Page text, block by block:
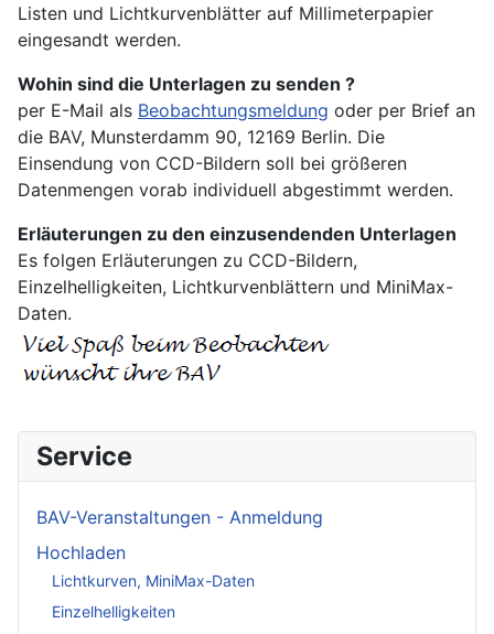
Listen und Lichtkurvenblätter auf Millimeterpapier
eingesandt werden.
Wohin sind die Unterlagen zu senden ?
per E-Mail als Beobachtungsmeldung oder per Brief an
die BAV, Munsterdamm 90, 12169 Berlin. Die
Einsendung von CCD-Bildern soll bei größeren
Datenmengen vorab individuell abgestimmt werden.
Erläuterungen zu den einzusendenden Unterlagen
Es folgen Erläuterungen zu CCD-Bildern,
Einzelhelligkeiten, Lichtkurvenblättern und MiniMax-
Daten.
Service
BAV-Veranstaltungen - Anmeldung
Hochladen
Lichtkurven, MiniMax-Daten
Einzelhelligkeiten